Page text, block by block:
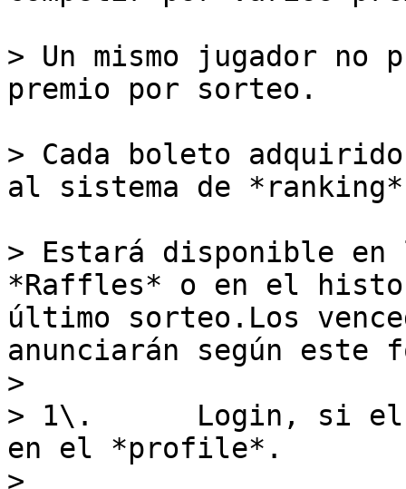
> Un mismo jugador no
premio por sorteo.
> Cada boleto
al sistema de
> Estará disponible
*Raffles* o en el
último sorteo.Los
anunciarán según este
>
> 1\.      Login, si el
en el *profile*.
>